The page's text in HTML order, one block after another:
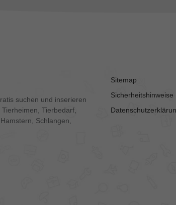
suchen und inserieren
Tierbedarf,
Schlangen,
Sitemap
Sicherheitshinweise